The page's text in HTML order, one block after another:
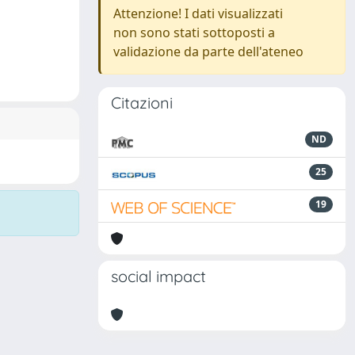
Attenzione! I dati visualizzati
non sono stati sottoposti a
validazione da parte dell'ateneo
Citazioni
ND
25
19
social impact